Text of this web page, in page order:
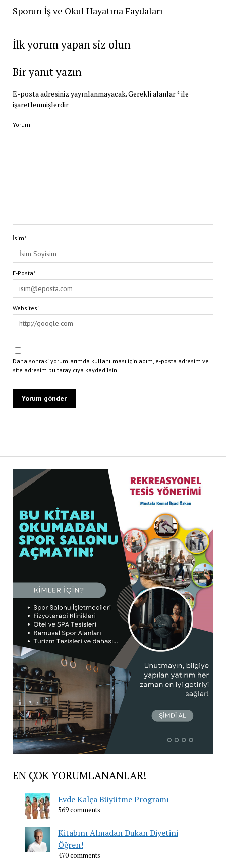
Sporun İş ve Okul Hayatına Faydaları
İlk yorum yapan siz olun
Bir yanıt yazın
E-posta adresiniz yayınlanmayacak.Gerekli alanlar*ile
işaretlenmişlerdir
Yorum
İsim*
E-Posta*
Websitesi
Daha sonraki yorumlarımda kullanılması için adım, e-posta adresim ve
site adresim bu tarayıcıya kaydedilsin.
EN ÇOK YORUMLANANLAR!
Evde Kalça Büyütme Programı
569 comments
Kitabını Almadan Dukan Diyetini
Öğren!
470 comments